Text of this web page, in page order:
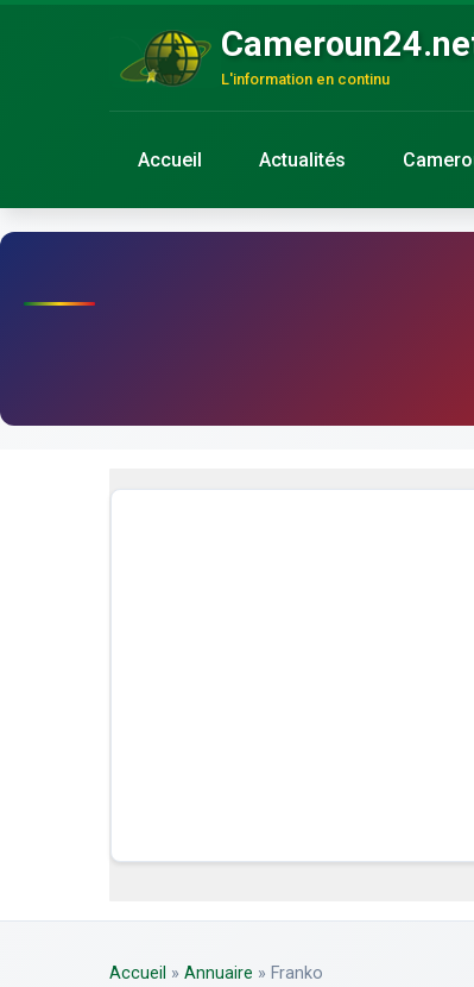
L'information en continu
Accueil Actualités
Accueil » Annuaire » Franko